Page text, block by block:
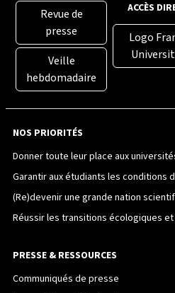
Revue de
presse
Veille
hebdomadaire
ACCÈS
Logo
NOS PRIORITÉS
Donner toute leur place aux
Garantir aux étudiants les conditions
(Re)devenir une grande nation
Réussir les transitions écologiques
PRESSE & RESSOURCES
Communiqués de presse